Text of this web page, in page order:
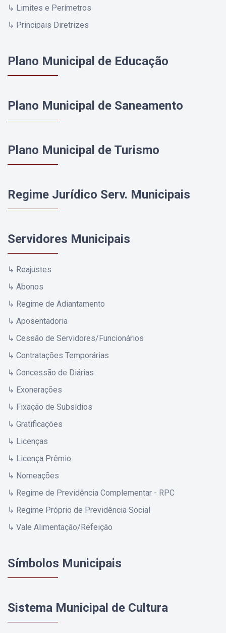
↳ Limites e Perímetros
↳ Principais Diretrizes
Plano Municipal de Educação
Plano Municipal de Saneamento
Plano Municipal de Turismo
Regime Jurídico Serv. Municipais
Servidores Municipais
↳ Reajustes
↳ Abonos
↳ Regime de Adiantamento
↳ Aposentadoria
↳ Cessão de Servidores/Funcionários
↳ Contratações Temporárias
↳ Concessão de Diárias
↳ Exonerações
↳ Fixação de Subsídios
↳ Gratificações
↳ Licenças
↳ Licença Prêmio
↳ Nomeações
↳ Regime de Previdência Complementar - RPC
↳ Regime Próprio de Previdência Social
↳ Vale Alimentação/Refeição
Símbolos Municipais
Sistema Municipal de Cultura